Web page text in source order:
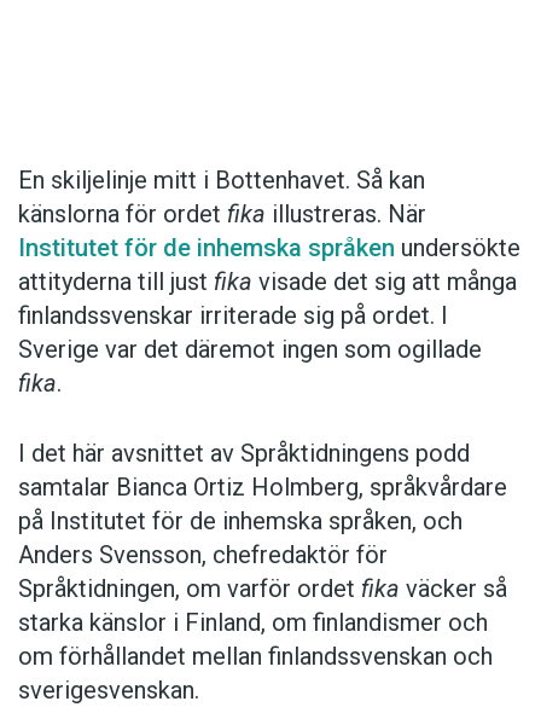
Hantera cookie-inställningar
En skiljelinje mitt i Bottenhavet. Så kan
känslorna för ordet fika illustreras. När
Institutet för de inhemska språken undersökte
attityderna till just fika visade det sig att många
finlandssvenskar irriterade sig på ordet. I
Sverige var det däremot ingen som ogillade
fika.
I det här avsnittet av Språktidningens podd
samtalar Bianca Ortiz Holmberg, språkvårdare
på Institutet för de inhemska språken, och
Anders Svensson, chefredaktör för
Språktidningen, om varför ordet fika väcker så
starka känslor i Finland, om finlandismer och
om förhållandet mellan finlandssvenskan och
sverigesvenskan.